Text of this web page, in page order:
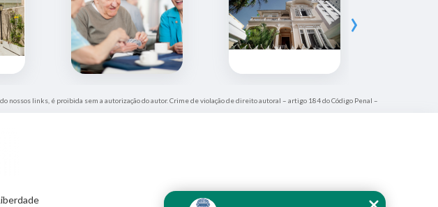
›
nossos links, é proibida sem a autorização do autor. Crime de violação de direito autoral – artigo 184 do Código Penal –